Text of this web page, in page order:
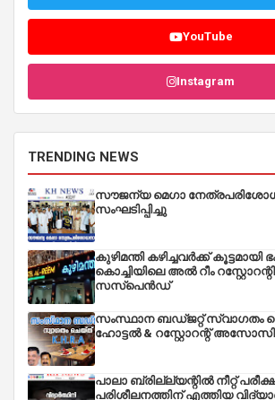
YouTube
Instagram
TRENDING NEWS
സൗജന്യ മെഗാ
സംഘടിപ്പിച്ചു
കുഴിമന്തി കഴിച്ചവർക്ക്
കൊച്ചിയിലെ അൽ റീം
സസ്പെൻഡ്
സംസ്ഥാന ബഡ്‌ജറ്റ് സ്വാഗതം
ഹോട്ടൽ & റസ്റ്റോറന്റ്
പാലാ ബ്രില്ല്യന്റിൽ നീറ്റ്
പരിശീലനത്തിന് എത്തിയ